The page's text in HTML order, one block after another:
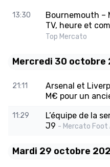
13:30
Bournemouth –
TV, heure et
Top Mercato
Mercredi 30 octobre
21:11
Arsenal et
M€ pour un
11:29
L’équipe de la
J9 - Mercato Foot
Mardi 29 octobre